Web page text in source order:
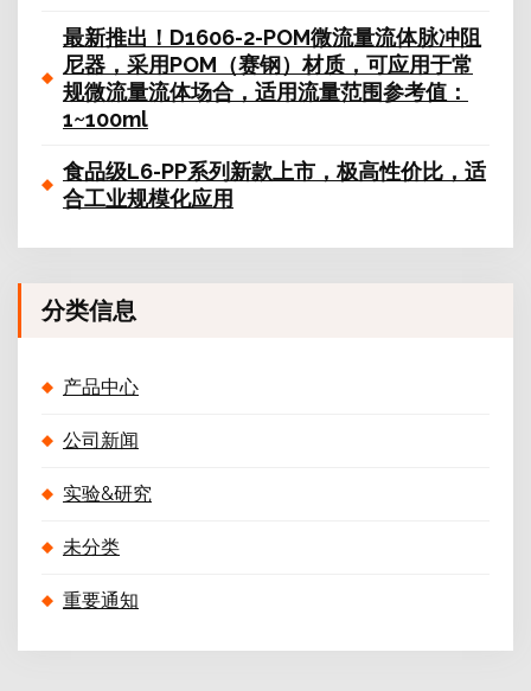
最新推出！D1606-2-POM微流量流体脉冲阻
尼器，采用POM（赛钢）材质，可应用于常
规微流量流体场合，适用流量范围参考值：
1~100ml
食品级L6-PP系列新款上市，极高性价比，适
合工业规模化应用
分类信息
产品中心
公司新闻
实验&研究
未分类
重要通知